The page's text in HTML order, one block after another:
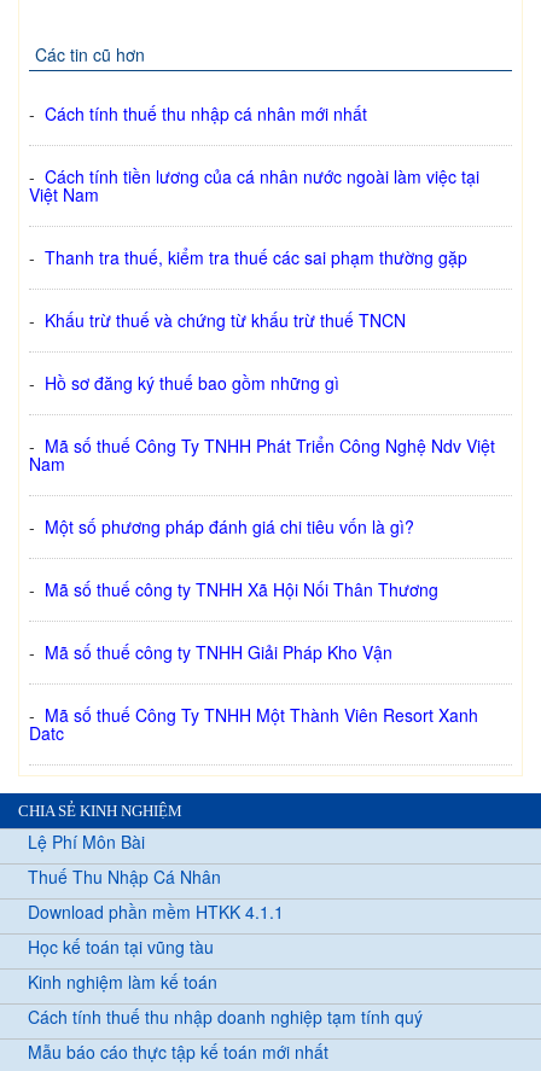
Các tin cũ hơn
- Cách tính thuế thu nhập cá nhân mới nhất
- Cách tính tiền lương của cá nhân nước ngoài làm việc tại
Việt Nam
- Thanh tra thuế, kiểm tra thuế các sai phạm thường gặp
- Khấu trừ thuế và chứng từ khấu trừ thuế TNCN
- Hồ sơ đăng ký thuế bao gồm những gì
- Mã số thuế Công Ty TNHH Phát Triển Công Nghệ Ndv Việt
Nam
- Một số phương pháp đánh giá chi tiêu vốn là gì?
- Mã số thuế công ty TNHH Xã Hội Nối Thân Thương
- Mã số thuế công ty TNHH Giải Pháp Kho Vận
- Mã số thuế Công Ty TNHH Một Thành Viên Resort Xanh
Datc
CHIA SẺ KINH NGHIỆM
Lệ Phí Môn Bài
Thuế Thu Nhập Cá Nhân
Download phần mềm HTKK 4.1.1
Học kế toán tại vũng tàu
Kinh nghiệm làm kế toán
Cách tính thuế thu nhập doanh nghiệp tạm tính quý
Mẫu báo cáo thực tập kế toán mới nhất